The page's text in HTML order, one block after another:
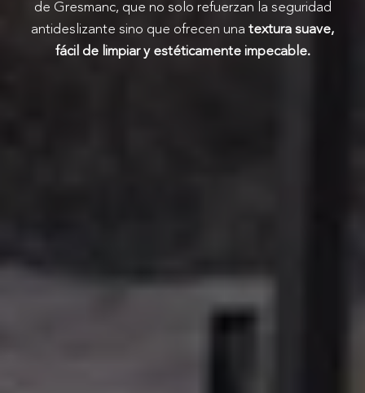
de Gresmanc, que no solo refuerzan la seguridad
antideslizante sino que ofrecen una textura suave,
fácil de limpiar y estéticamente impecable.